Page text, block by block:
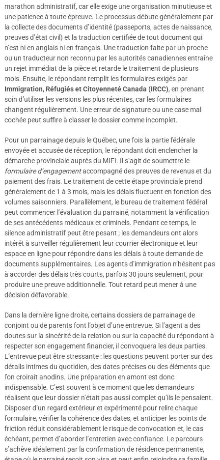
marathon administratif, car elle exige une organisation minutieuse et
une patience à toute épreuve. Le processus débute généralement par
la collecte des documents d’identité (passeports, actes de naissance,
preuves d’état civil) et la traduction certifiée de tout document qui
n’est ni en anglais ni en français. Une traduction faite par un proche
ou un traducteur non reconnu par les autorités canadiennes entraîne
un rejet immédiat de la pièce et retarde le traitement de plusieurs
mois. Ensuite, le répondant remplit les formulaires exigés par
Immigration, Réfugiés et Citoyenneté Canada (IRCC), en prenant
soin d’utiliser les versions les plus récentes, car les formulaires
changent régulièrement. Une erreur de signature ou une case mal
cochée peut suffire à classer le dossier comme incomplet.
Pour un parrainage depuis le Québec, une fois la partie fédérale
envoyée et accusée de réception, le répondant doit enclencher la
démarche provinciale auprès du MIFI. Il s’agit de soumettre le
formulaire d’engagementaccompagné des preuves de revenus et du
paiement des frais. Le traitement de cette étape provinciale prend
généralement de 1 à 3 mois, mais les délais fluctuent en fonction des
volumes saisonniers. Parallèlement, le bureau de traitement fédéral
peut commencer l’évaluation du parrainé, notamment la vérification
de ses antécédents médicaux et criminels. Pendant ce temps, le
silence administratif peut être pesant ; les demandeurs ont alors
intérêt à surveiller régulièrement leur courrier électronique et leur
espace en ligne pour répondre dans les délais à toute demande de
documents supplémentaires. Les agents d’immigration n’hésitent pas
à accorder des délais très courts, parfois 30 jours seulement, pour
produire une preuve additionnelle. Tout retard peut mener à une
décision défavorable.
Dans la dernière ligne droite, certains dossiers de parrainage de
conjoint ou de parents font l’objet d’une entrevue. Si l’agent a des
doutes sur la sincérité de la relation ou sur la capacité du répondant à
respecter son engagement financier, il convoquera les deux parties.
L’entrevue peut être stressante : les questions peuvent porter sur des
détails intimes du quotidien, des dates précises ou des éléments que
l’on croirait anodins. Une préparation en amont est donc
indispensable. C’est souvent à ce moment que les demandeurs
réalisent que leur dossier n’était pas aussi complet qu’ils le pensaient.
Disposer d’un regard extérieur et expérimenté pour relire chaque
formulaire, vérifier la cohérence des dates, et anticiper les points de
friction réduit considérablement le risque de convocation et, le cas
échéant, permet d’aborder l’entretien avec confiance. Le parcours
s’achève idéalement par la confirmation de résidence permanente,